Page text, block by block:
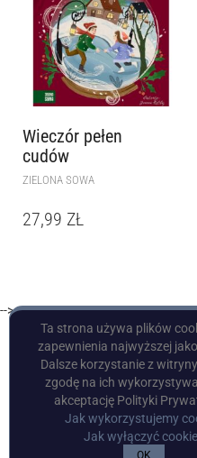
Wieczór pełen
cudów
ZIELONA SOWA
27,99 ZŁ
-->
Copyright © Pulp Books
Ta strona używa plików
zapewnienia najwyższej
Dalsze korzystanie z
zgodę na ich
akceptację Polityki
Jak wykorzystujemy
Jak wyłączyć
OK